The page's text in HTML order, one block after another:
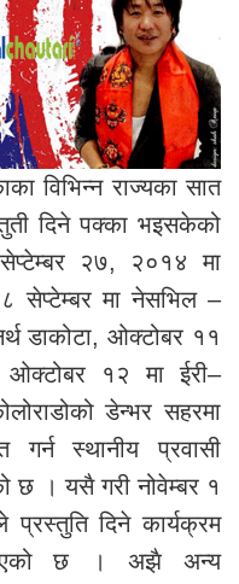
विभिन्न राज्यका सात
दिने पक्का भइसकेको
२७, २०१४ मा
सेप्टेम्बर मा नेसभिल –
डाकोटा, ओक्टोबर ११
ओक्टोबर १२ मा ईरी–
डेन्भर सहरमा
स्थानीय प्रवासी
छ । यसै गरी नोवेम्बर १
प्रस्तुति दिने कार्यक्रम
छ । अझै अन्य